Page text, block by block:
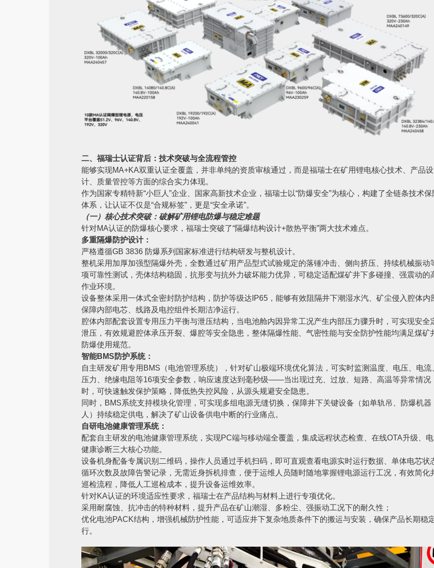
二、福瑞士认证背后：技术突破与全流程管控
能够实现MA+KA双重认证全覆盖，并非单纯的资质审核通过，而是福瑞士在矿用锂电核心技术、产品设
计、质量管控等方面的综合实力体现。
作为国家专精特新“小巨人”企业、国家高新技术企业，福瑞士以“防爆安全”为核心，构建了全链条技术保
体系，让认证不仅是“合规标签”，更是“安全承诺”。
（一）核心技术突破：破解矿用锂电防爆与稳定难题
针对MA认证的防爆核心要求，福瑞士突破了“隔爆结构设计+散热平衡”两大技术难点。
多重隔爆防护设计：
严格遵循GB 3836 防爆系列国家标准进行结构研发与整机设计。
整机采用加厚加强型隔爆外壳，全数通过矿用产品型式试验规定的落锤冲击、侧向挤压、持续机械振动
项可靠性测试，壳体结构稳固，抗形变与抗外力破坏能力优异，可稳定适配煤矿井下多碰撞、强震动的
作业环境。
设备整体采用一体式全密封防护结构，防护等级达IP65，能够有效阻隔井下潮湿水汽、矿尘侵入腔体内
保障内部电芯、线路及电控组件长期洁净运行。
腔体内部配套设置专用压力平衡与泄压结构，当电池舱内因异常工况产生内部压力骤升时，可实现安全
泄压，有效规避腔体承压开裂、爆腔等安全隐患，整体隔爆性能、气密性能与安全防护性能均满足煤矿
防爆使用规范。
智能BMS防护系统：
自主研发矿用专用BMS（电池管理系统），针对矿山极端环境优化算法，可实时监测温度、电压、电流
压力、绝缘电阻等16项安全参数，响应速度达到毫秒级——当出现过充、过放、短路、高温等异常情况
时，可快速触发保护策略，降低热失控风险，从源头规避安全隐患。
同时，BMS系统支持模块化管理，可实现多组电源无缝切换，保障井下关键设备（如单轨吊、防爆机器
人）持续稳定供电，解决了矿山设备供电中断的行业痛点。
自研电池健康管理系统：
配套自主研发的电池健康管理系统，实现PC端与移动端全覆盖，集成远程状态检查、在线OTA升级、
健康诊断三大核心功能。
设备机身配备专属识别二维码，操作人员通过手机扫码，即可直观查看电源实时运行数据、单体电芯状
循环次数及故障告警记录，无需近身拆机排查，便于运维人员随时随地掌握锂电源运行工况，有效简化
巡检流程，降低人工巡检成本，提升设备运维效率。
针对KA认证的环境适应性要求，福瑞士在产品结构与材料上进行专项优化。
采用耐腐蚀、抗冲击的特种材料，提升产品在矿山潮湿、多粉尘、强振动工况下的耐久性；
优化电池PACK结构，增强机械防护性能，可适应井下复杂地质条件下的搬运与安装，确保产品长期稳
行。